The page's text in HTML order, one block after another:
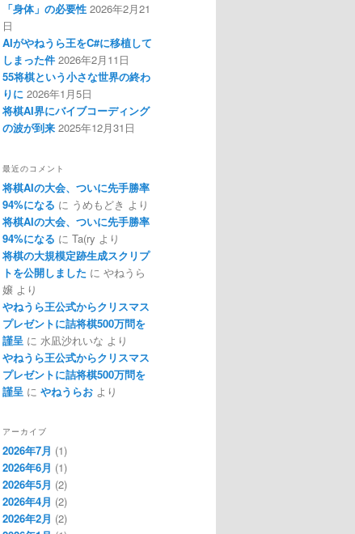
「身体」の必要性 2026年2月21
日
AIがやねうら王をC#に移植して
しまった件 2026年2月11日
55将棋という小さな世界の終わ
りに 2026年1月5日
将棋AI界にバイブコーディング
の波が到来 2025年12月31日
最近のコメント
将棋AIの大会、ついに先手勝率
94%になる に うめもどき より
将棋AIの大会、ついに先手勝率
94%になる に Ta(ry より
将棋の大規模定跡生成スクリプ
トを公開しました に やねうら
嬢 より
やねうら王公式からクリスマス
プレゼントに詰将棋500万問を
謹呈 に 水凪沙れいな より
やねうら王公式からクリスマス
プレゼントに詰将棋500万問を
謹呈 に やねうらお より
アーカイブ
2026年7月 (1)
2026年6月 (1)
2026年5月 (2)
2026年4月 (2)
2026年2月 (2)